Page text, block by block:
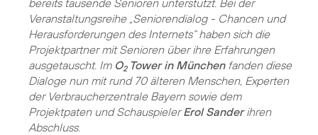
Veranstaltungsreihe „Seniorendialog - Chancen und
Herausforderungen des Internets“ haben sich die
Projektpartner mit Senioren über ihre Erfahrungen
ausgetauscht. Im O2Tower in Münchenfanden diese
Dialoge nun mit rund 70 älteren Menschen, Experten
der Verbraucherzentrale Bayern sowie dem
Projektpaten und SchauspielerErol Sanderihren
Abschluss.